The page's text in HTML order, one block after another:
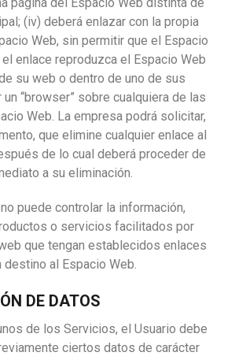
(iv) deberá enlazar con la propia
Web, sin permitir que el Espacio
enlace reproduzca el Espacio Web
su web o dentro de uno de sus
un “browser” sobre cualquiera de las
Web. La empresa podrá solicitar,
que elimine cualquier enlace al
de lo cual deberá proceder de
a su eliminación.
puede controlar la información,
o servicios facilitados por
que tengan establecidos enlaces
destino al Espacio Web.
DE DATOS
de los Servicios, el Usuario debe
ciertos datos de carácter